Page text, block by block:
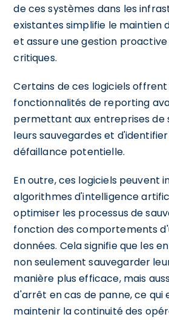
de ces systèmes dans les
existantes simplifie le maintien
et assure une gestion
critiques.
Certains de ces logiciels
fonctionnalités de reporting
permettant aux entreprises de
leurs sauvegardes et
défaillance potentielle.
En outre, ces logiciels peuvent
algorithmes d'intelligence
optimiser les processus de
fonction des comportements
données. Cela signifie que les
non seulement sauvegarder
manière plus efficace, mais
d'arrêt en cas de panne, ce qui
maintenir la continuité des